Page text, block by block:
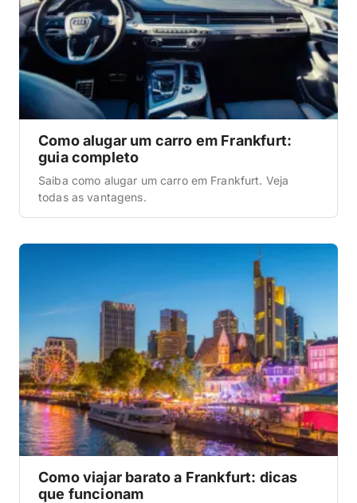
Como alugar um carro em Frankfurt:
guia completo
Saiba como alugar um carro em Frankfurt. Veja
todas as vantagens.
Como viajar barato a Frankfurt: dicas
que funcionam